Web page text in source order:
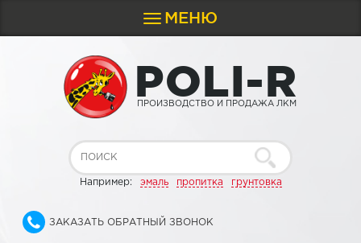
Toggle
navigation
МЕНЮ
POLI-R
ПРОИЗВОДСТВО И ПРОДАЖА ЛКМ
Например: эмаль пропитка грунтовка
ЗАКАЗАТЬ ОБРАТНЫЙ ЗВОНОК